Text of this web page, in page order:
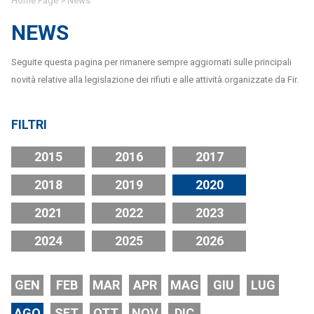
NEWS
Seguite questa pagina per rimanere sempre aggiornati sulle principali
novità relative alla legislazione dei rifiuti e alle attività organizzate da Fir.
FILTRI
2015 2016
2017
2018
2019
2020
2021
2022
2023
2024
2025 2026
GEN FEB MAR APR MAG GIU
LUG